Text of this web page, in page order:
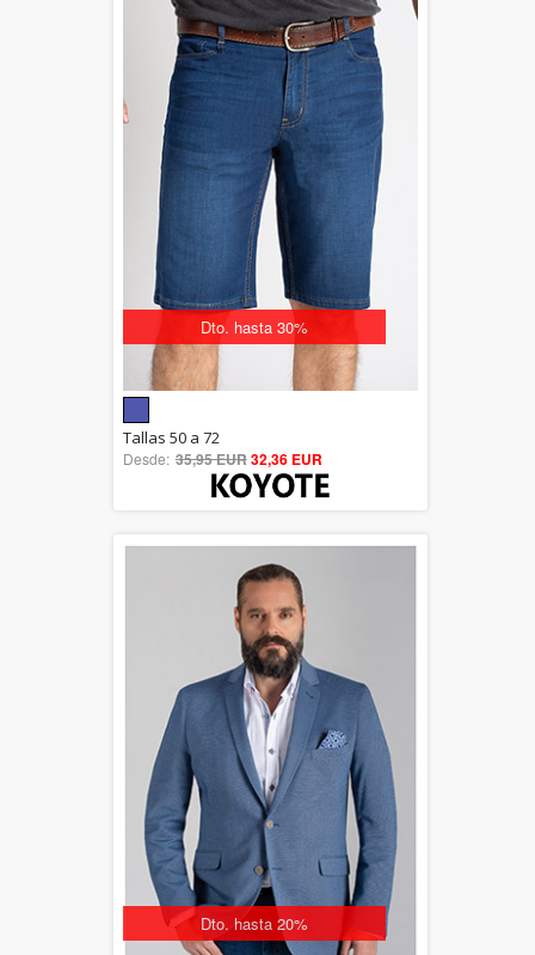
Dto. hasta 30%
out of 5
Tallas 50 a 72
Desde: 35,95 EUR32,36 EUR
Dto. hasta 20%